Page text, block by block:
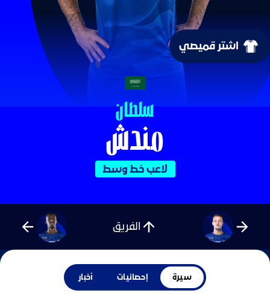
اشتر قميصي
سعو
سلطان
مندش
لاعب خط وسط
الفريق
سيرة إحصائيات أخبار